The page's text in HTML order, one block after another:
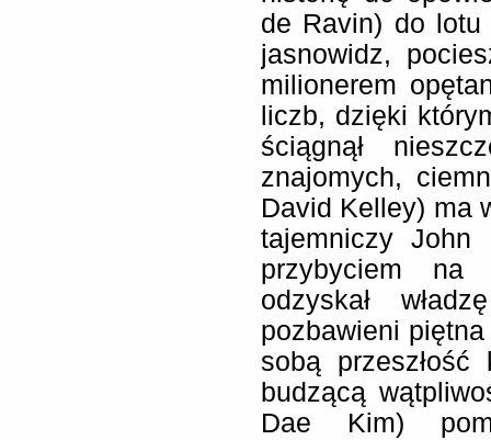
de Ravin) do lotu
jasnowidz,
milionerem
liczb, dzięki
ściągnął
znajomych,
David Kelley) ma
tajemniczy John
przybyciem
odzyskał
pozbawieni
sobą
budzącą
Dae Kim)